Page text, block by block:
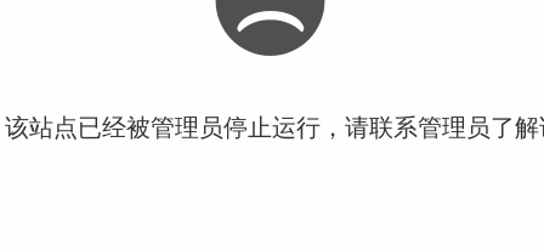
站点已经被管理员停止运行，请联系管理员了